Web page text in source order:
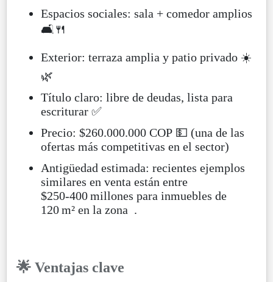
Espacios sociales: sala + comedor amplios
🛋️🍴
Exterior: terraza amplia y patio privado ☀️
🌿
Título claro: libre de deudas, lista para
escriturar ✅
Precio: $260.000.000 COP 💵 (una de las
ofertas más competitivas en el sector)
Antigüedad estimada: recientes ejemplos
similares en venta están entre
$250‑400 millones para inmuebles de
120 m² en la zona .
🌟 Ventajas clave